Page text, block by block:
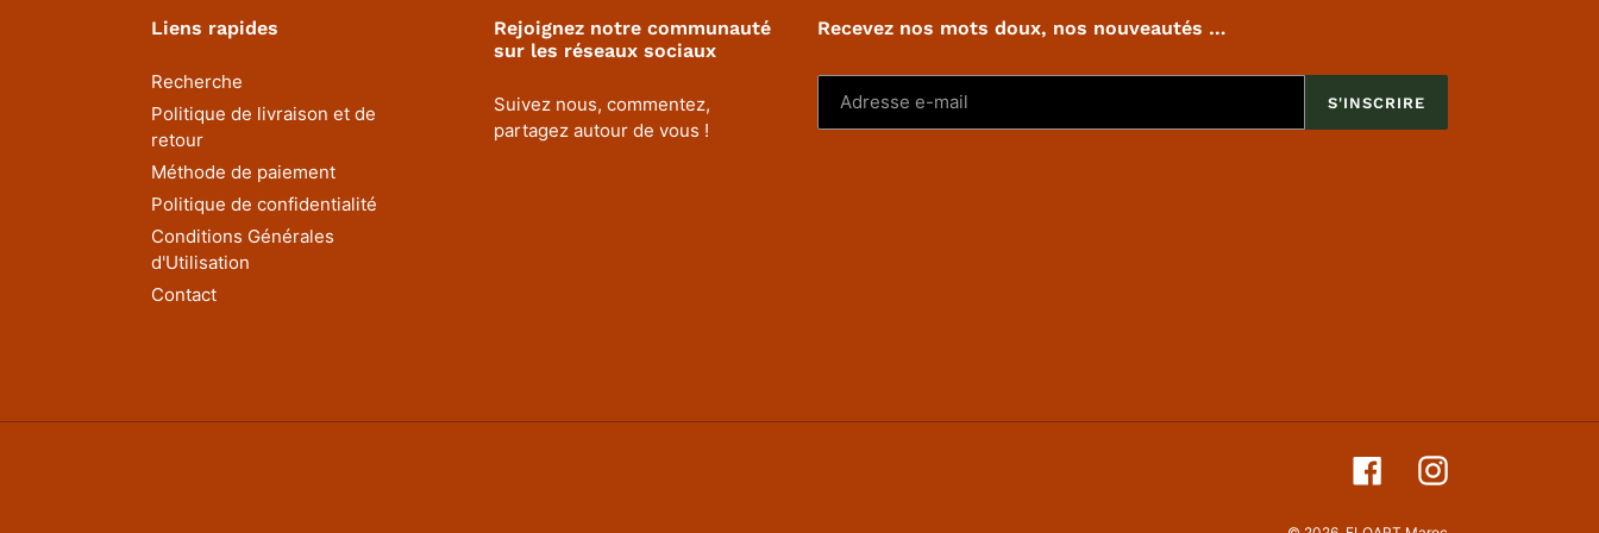
Liens rapides
Recherche
Politique de livraison et de
retour
Méthode de paiement
Politique de confidentialité
Conditions Générales
d'Utilisation
Contact
Rejoignez notre communauté
sur les réseaux sociaux
Suivez nous, commentez,
partagez autour de vous !
Recevez nos mots doux, nos nouveautés …
S'INSCRIRE
FacebookInstagram